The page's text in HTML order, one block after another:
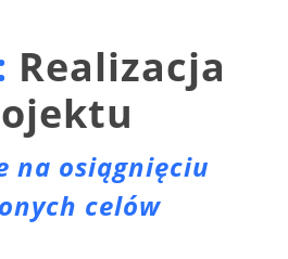
Realizacja
na osiągnięciu
celów